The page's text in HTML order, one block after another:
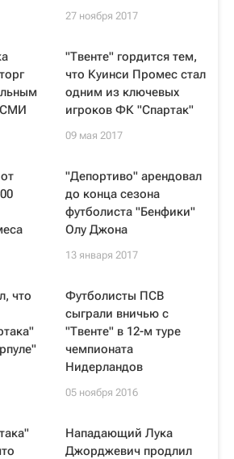
27 ноября 2017
СМИ
"Твенте" гордится тем,
что Куинси Промес стал
одним из ключевых
игроков ФК "Спартак"
09 мая 2017
"Депортиво" арендовал
до конца сезона
футболиста "Бенфики"
Олу Джона
13 января 2017
что
Футболисты ПСВ
сыграли вничью с
"Твенте" в 12-м туре
чемпионата
Нидерландов
05 ноября 2016
Нападающий Лука
Джорджевич продлил